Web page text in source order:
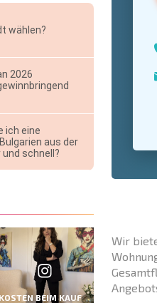
wählen?
2026
ich eine
aus der
schnell?
KOSTEN BEIM KAUF
Wir